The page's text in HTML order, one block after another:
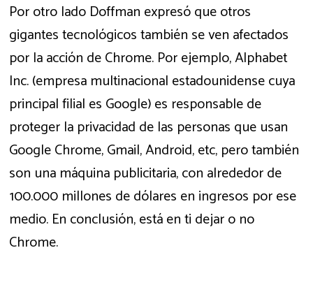
Por otro lado Doffman expresó que otros
gigantes tecnológicos también se ven afectados
por la acción de Chrome. Por ejemplo, Alphabet
Inc. (empresa multinacional estadounidense cuya
principal filial es Google) es responsable de
proteger la privacidad de las personas que usan
Google Chrome, Gmail, Android, etc, pero también
son una máquina publicitaria, con alrededor de
100.000 millones de dólares en ingresos por ese
medio. En conclusión, está en ti dejar o no
Chrome.